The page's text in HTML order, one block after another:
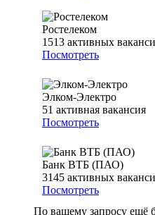
Ростелеком
1513 активных
Посмотреть
Элком-Электро
51 активная вакансия
Посмотреть
Банк ВТБ (ПАО)
3145 активных
Посмотреть
По вашему запросу ещё